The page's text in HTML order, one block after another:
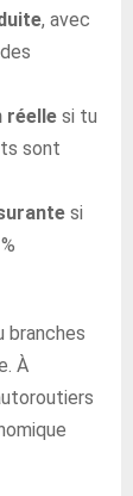
, avec
réelle si tu
sont
si
branches
À